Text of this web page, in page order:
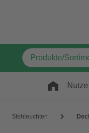
Stehleuchten